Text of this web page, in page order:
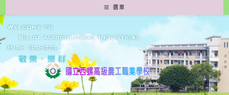
轉
至
要
容
選單